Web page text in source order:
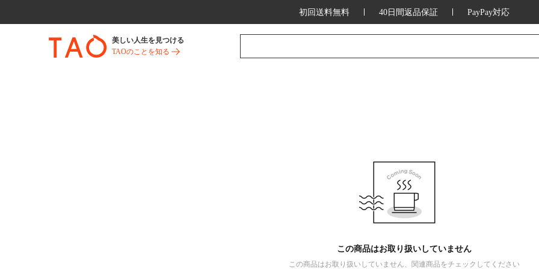
初回送料無料 40日間返品保証 PayPay対応
美しい人生を見つける
TAOのことを知る
この商品はお取り扱いしていません
この商品はお取り扱いしていません、関連商品をチェックしてください